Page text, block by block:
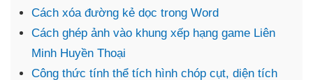
Cách xóa đường kẻ dọc trong Word
Cách ghép ảnh vào khung xếp hạng game Liên
Minh Huyền Thoại
Công thức tính thể tích hình chóp cụt, diện tích